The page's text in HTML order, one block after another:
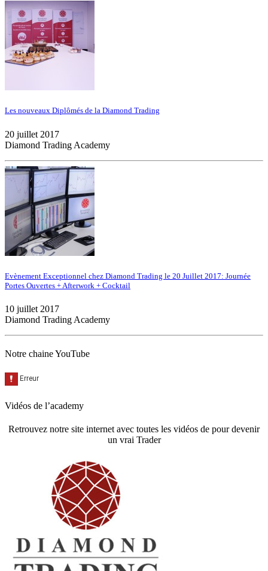
Les nouveaux Diplômés de la Diamond Trading
20 juillet 2017
Diamond Trading Academy
Evènement Exceptionnel chez Diamond Trading le 20 Juillet 2017: Journée
Portes Ouvertes + Afterwork + Cocktail
10 juillet 2017
Diamond Trading Academy
Notre chaine YouTube
Vidéos de l’academy
Retrouvez notre site internet avec toutes les vidéos de pour devenir
un vrai Trader